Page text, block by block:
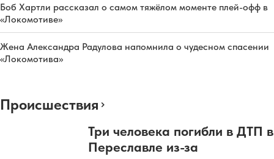
Боб Хартли рассказал о самом тяжёлом моменте плей-офф в
«Локомотиве»
Жена Александра Радулова напомнила о чудесном спасении
«Локомотива»
Происшествия
Три человека погибли в ДТП в
Переславле из-за